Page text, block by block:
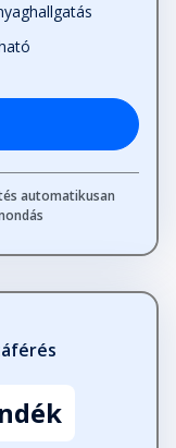
automatikusan